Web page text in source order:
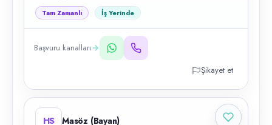
Tam Zamanlı İş Yerinde
Başvuru kanalları
Şikayet et
HS Masöz (Bayan)